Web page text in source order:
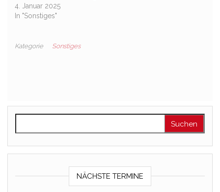
4. Januar 2025
In "Sonstiges"
Kategorie Sonstiges
NÄCHSTE TERMINE